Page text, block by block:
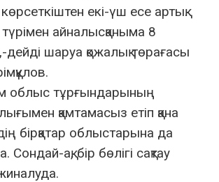
екі-үш есе артық.
түрімен айналысқаныма 8
шаруа қожалық төрағасы
облыс тұрғындарының
қамтамасыз етіп қана
бірқатар облыстарына да
Сондай-ақ, бір бөлігі сақтау